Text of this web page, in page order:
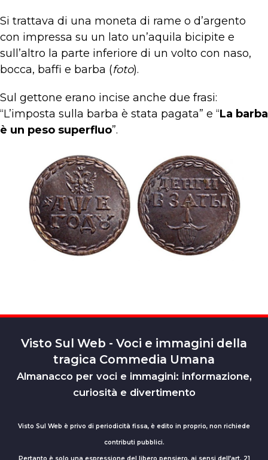
Si trattava di una moneta di rame o d’argento
con impressa su un lato un’aquila bicipite e
sull’altro la parte inferiore di un volto con naso,
bocca, baffi e barba (foto).
Sul gettone erano incise anche due frasi:
“L’imposta sulla barba è stata pagata” e “La barba
è un peso superfluo”.
Visto Sul Web - Voci e immagini della
tragica Commedia Umana
Almanacco per voci e immagini: informazione,
curiosità e divertimento
Visto Sul Web è privo di periodicità fissa, è edito in proprio, non richiede
contributi pubblici.